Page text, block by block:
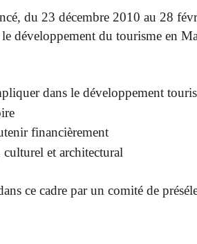
du 23 décembre 2010 au 28
développement du tourisme en
dans le développement
financièrement
et architectural
ce cadre par un comité de